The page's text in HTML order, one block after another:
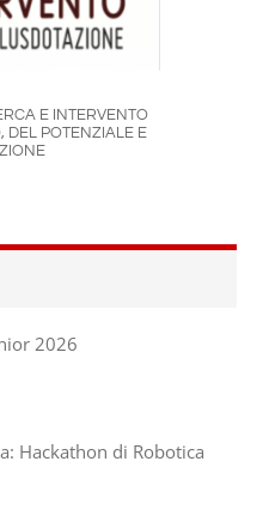
E INTERVENTO
DEL POTENZIALE E
2026
Hackathon di Robotica